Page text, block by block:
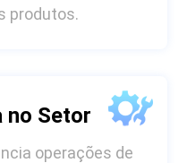
produtos.
no Setor
operações de